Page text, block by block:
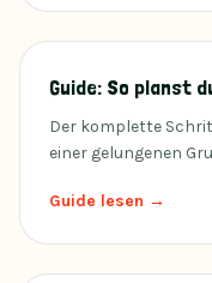
Guide: So planst
Der komplette
einer gelungenen
Guide lesen →